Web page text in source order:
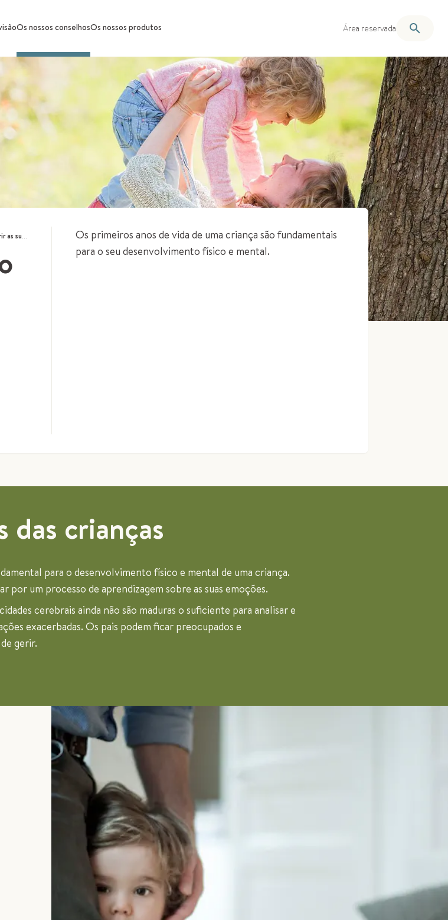
Os nossos conselhosOs nossos produtos Área reservada
Os primeiros anos de vida de uma criança são fundamentais
para o seu desenvolvimento físico e mental.
das crianças
para o desenvolvimento físico e mental de uma criança.
por um processo de aprendizagem sobre as suas emoções.
cerebrais ainda não são maduras o suficiente para analisar e
exacerbadas. Os pais podem ficar preocupados e
gerir.